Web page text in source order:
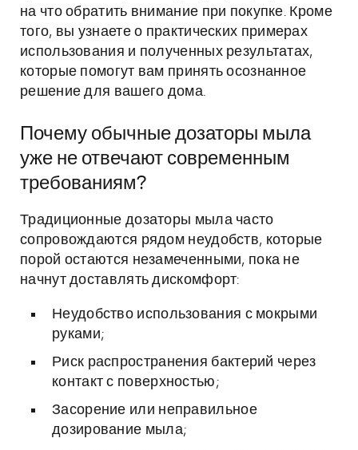
на что обратить внимание при покупке. Кроме
того, вы узнаете о практических примерах
использования и полученных результатах,
которые помогут вам принять осознанное
решение для вашего дома.
Почему обычные дозаторы мыла
уже не отвечают современным
требованиям?
Традиционные дозаторы мыла часто
сопровождаются рядом неудобств, которые
порой остаются незамеченными, пока не
начнут доставлять дискомфорт:
Неудобство использования с мокрыми
руками;
Риск распространения бактерий через
контакт с поверхностью;
Засорение или неправильное
дозирование мыла;